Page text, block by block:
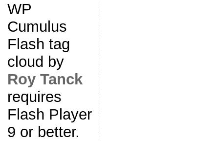
WP
Cumulus
Flash tag
cloud by
Roy Tanck
requires
Flash Player
9 or better.